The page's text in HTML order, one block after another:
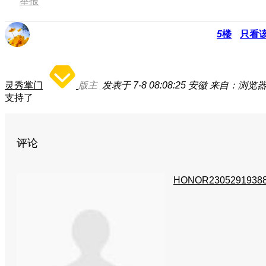
5楼 只看
灵秀掌门 版主 发表于 7-8 08:08:25 安徽 来自：浏览器
支持了
评论